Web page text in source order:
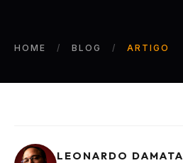
HOME BLOG ARTIGO
LEONARDO DAMATA